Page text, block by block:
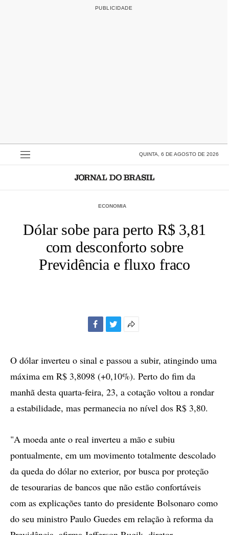
QUINTA, 6 DE AGOSTO DE 2026
ECONOMIA
Dólar sobe para perto R$ 3,81
com desconforto sobre
Previdência e fluxo fraco
compartilhamento
O dólar inverteu o sinal e passou a subir, atingindo uma
máxima em R$ 3,8098 (+0,10%). Perto do fim da
manhã desta quarta-feira, 23, a cotação voltou a rondar
a estabilidade, mas permanecia no nível dos R$ 3,80.
"A moeda ante o real inverteu a mão e subiu
pontualmente, em um movimento totalmente descolado
da queda do dólar no exterior, por busca por proteção
de tesourarias de bancos que não estão confortáveis
com as explicações tanto do presidente Bolsonaro como
do seu ministro Paulo Guedes em relação à reforma da